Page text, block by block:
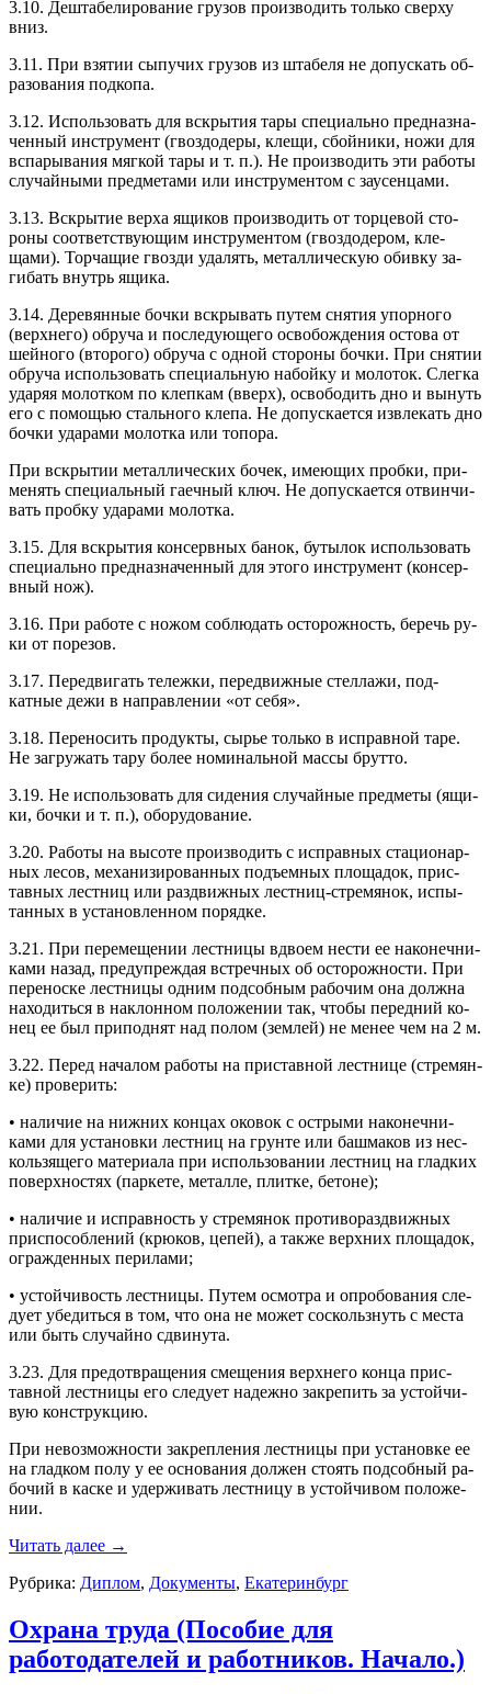
3.10. Деш­та­бели­рова­ние гру­зов про­из­во­дить толь­ко свер­ху
вниз.
3.11. При взя­тии сы­пучих гру­зов из шта­беля не до­пус­кать об­
ра­зова­ния под­ко­па.
3.12. Ис­поль­зо­вать для вскры­тия та­ры спе­ци­аль­но пред­назна­
чен­ный инс­тру­мент (гвоз­до­деры, кле­щи, сбой­ни­ки, но­жи для
вспа­рыва­ния мяг­кой та­ры и т. п.). Не про­из­во­дить эти ра­боты
слу­чай­ны­ми пред­ме­тами или инс­тру­мен­том с за­усен­ца­ми.
3.13. Вскры­тие вер­ха ящи­ков про­из­во­дить от тор­це­вой сто­
роны со­от­ветс­тву­ющим инс­тру­мен­том (гвоз­до­дером, кле­
щами). Тор­ча­щие гвоз­ди уда­лять, ме­тал­ли­чес­кую обив­ку за­
гибать внутрь ящи­ка.
3.14. Де­ревян­ные боч­ки вскры­вать пу­тем сня­тия упор­но­го
(вер­хне­го) об­ру­ча и пос­ле­ду­юще­го ос­во­бож­де­ния ос­то­ва от
шей­но­го (вто­рого) об­ру­ча с од­ной сто­роны боч­ки. При сня­тии
об­ру­ча ис­поль­зо­вать спе­ци­аль­ную на­бой­ку и мо­лоток. Слег­ка
уда­ряя мо­лот­ком по клеп­кам (вверх), ос­во­бодить дно и вы­нуть
его с по­мощью сталь­но­го кле­па. Не до­пус­ка­ет­ся из­вле­кать дно
боч­ки уда­рами мо­лот­ка или то­пора.
При вскры­тии ме­тал­ли­чес­ких бо­чек, име­ющих проб­ки, при­
менять спе­ци­аль­ный га­еч­ный ключ. Не до­пус­ка­ет­ся от­винчи­
вать проб­ку уда­рами мо­лот­ка.
3.15. Для вскры­тия кон­сер­вных ба­нок, бу­тылок ис­поль­зо­вать
спе­ци­аль­но пред­назна­чен­ный для это­го инс­тру­мент (кон­сер­
вный нож).
3.16. При ра­боте с но­жом соб­лю­дать ос­то­рож­ность, бе­речь ру­
ки от по­резов.
3.17. Пе­ред­ви­гать те­леж­ки, пе­ред­вижные стел­ла­жи, под­
катные де­жи в нап­равле­нии «от се­бя».
3.18. Пе­рено­сить про­дук­ты, сырье толь­ко в ис­прав­ной та­ре.
Не заг­ру­жать та­ру бо­лее но­миналь­ной мас­сы брут­то.
3.19. Не ис­поль­зо­вать для си­дения слу­чай­ные пред­ме­ты (ящи­
ки, боч­ки и т. п.), обо­рудо­вание.
3.20. Ра­боты на вы­соте про­из­во­дить с ис­прав­ных ста­ци­онар­
ных ле­сов, ме­хани­зиро­ван­ных подъ­ем­ных пло­щадок, прис­
тавных лес­тниц или раз­движ­ных лес­тниц-стре­мянок, ис­пы­
тан­ных в ус­та­нов­ленном по­ряд­ке.
3.21. При пе­реме­щении лес­тни­цы вдво­ем нес­ти ее на­конеч­ни­
ками на­зад, пре­дуп­реждая встреч­ных об ос­то­рож­ности. При
пе­ренос­ке лес­тни­цы од­ним под­собным ра­бочим она дол­жна
на­ходить­ся в нак­лонном по­ложе­нии так, что­бы пе­ред­ний ко­
нец ее был при­под­нят над по­лом (зем­лей) не ме­нее чем на 2 м.
3.22. Пе­ред на­чалом ра­боты на прис­тавной лес­тни­це (стре­мян­
ке) про­верить:
• на­личие на ниж­них кон­цах око­вок с ос­тры­ми на­конеч­ни­
ками для ус­та­нов­ки лес­тниц на грун­те или баш­ма­ков из нес­
коль­зя­щего ма­тери­ала при ис­поль­зо­вании лес­тниц на глад­ких
по­вер­хнос­тях (пар­ке­те, ме­тал­ле, плит­ке, бе­тоне);
• на­личие и ис­прав­ность у стре­мянок про­тиво­раз­движ­ных
прис­по­соб­ле­ний (крю­ков, це­пей), а так­же вер­хних пло­щадок,
ог­ражден­ных пе­рила­ми;
• ус­той­чи­вость лес­тни­цы. Пу­тем ос­мотра и оп­ро­бова­ния сле­
ду­ет убе­дить­ся в том, что она не мо­жет сос­коль­знуть с мес­та
или быть слу­чай­но сдви­нута.
3.23. Для пре­дот­вра­щения сме­щения вер­хне­го кон­ца прис­
тавной лес­тни­цы его сле­ду­ет на­деж­но зак­ре­пить за ус­той­чи­
вую конс­трук­цию.
При не­воз­можнос­ти зак­репле­ния лес­тни­цы при ус­та­нов­ке ее
на глад­ком по­лу у ее ос­но­вания дол­жен сто­ять под­собный ра­
бочий в кас­ке и удер­жи­вать лес­тни­цу в ус­той­чи­вом по­ложе­
нии.
Читать далее →
Рубрика: Диплом, Документы, Екатеринбург
Охрана труда (Пособие для
работодателей и работников. Начало.)